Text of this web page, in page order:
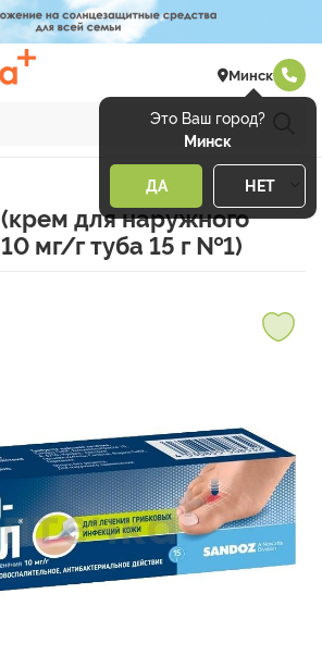
Минск
Это Ваш город?
Минск
ДА НЕТ
для наружного
мг/г туба 15 г №1)